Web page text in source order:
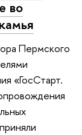
во
Пермского
«ГосСтарт.